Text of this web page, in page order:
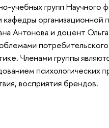
учебных групп
организационной
Антонова и доцент
Членами группы
психологических
восприятия брендов.